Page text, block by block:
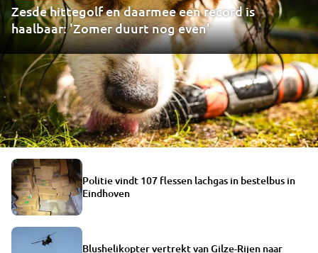
Zesde hittegolf en daarmee een record is
haalbaar: 'Zomer duurt nog even'
Politie vindt 107 flessen lachgas in bestelbus in
Eindhoven
Blushelikopter vertrekt van Gilze-Rijen naar